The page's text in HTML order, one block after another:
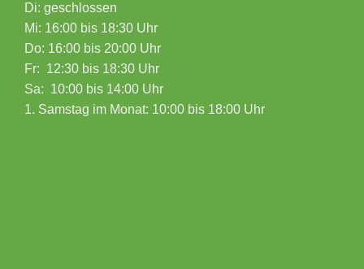
Di: geschlossen
Mi: 16:00 bis 18:30 Uhr
Do: 16:00 bis 20:00 Uhr
Fr: 12:30 bis 18:30 Uhr
Sa: 10:00 bis 14:00 Uhr
1. Samstag im Monat: 10:00 bis 18:00 Uhr